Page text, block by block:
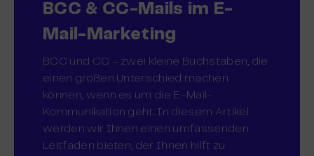
BCC & CC-Mails im E-
Mail-Marketing
BCC und CC – zwei kleine Buchstaben, die
einen großen Unterschied machen
können, wenn es um die E-Mail-
Kommunikation geht. In diesem Artikel
werden wir Ihnen einen umfassenden
Leitfaden bieten, der Ihnen hilft zu